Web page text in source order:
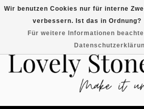
Wir benutzen Cookies nur für interne
verbessern. Ist das in Ordnung?
Für weitere Informationen